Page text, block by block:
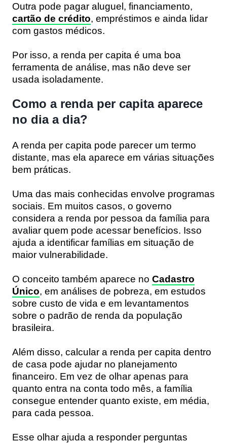
Outra pode pagar aluguel, financiamento,
cartão de crédito, empréstimos e ainda lidar
com gastos médicos.
Por isso, a renda per capita é uma boa
ferramenta de análise, mas não deve ser
usada isoladamente.
Como a renda per capita aparece
no dia a dia?
A renda per capita pode parecer um termo
distante, mas ela aparece em várias situações
bem práticas.
Uma das mais conhecidas envolve programas
sociais. Em muitos casos, o governo
considera a renda por pessoa da família para
avaliar quem pode acessar benefícios. Isso
ajuda a identificar famílias em situação de
maior vulnerabilidade.
O conceito também aparece no Cadastro
Único, em análises de pobreza, em estudos
sobre custo de vida e em levantamentos
sobre o padrão de renda da população
brasileira.
Além disso, calcular a renda per capita dentro
de casa pode ajudar no planejamento
financeiro. Em vez de olhar apenas para
quanto entra na conta todo mês, a família
consegue entender quanto existe, em média,
para cada pessoa.
Esse olhar ajuda a responder perguntas